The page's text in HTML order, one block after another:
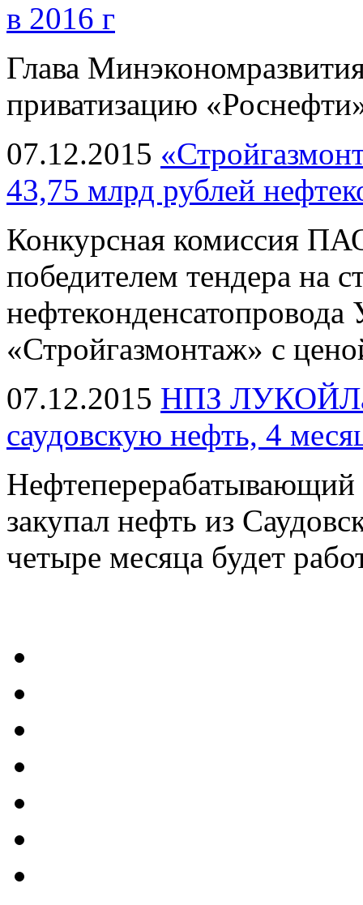
в 2016 г
Глава
приватизацию
07.12.2015
43,75 млрд рублей
Конкурсная комиссия
победителем тендера на
«Стройгазмонтаж» с
07.12.2015 НПЗ ЛУКОЙЛа
саудовскую нефть, 4
закупал нефть из
четыре месяца будет